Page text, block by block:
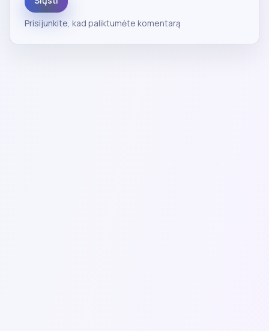
Prisijunkite, kad paliktumėte komentarą